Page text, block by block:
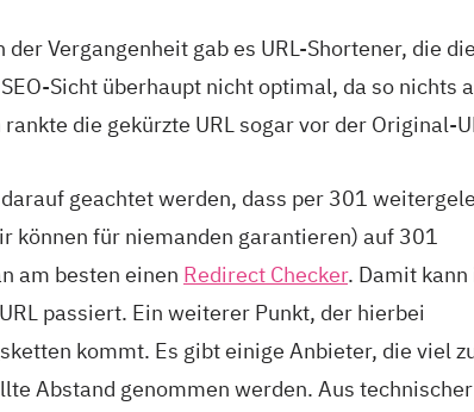
Vergangenheit gab es URL-Shortener, die die
Sicht überhaupt nicht optimal, da so nichts
die gekürzte URL sogar vor der Original-
geachtet werden, dass per 301
für niemanden garantieren) auf 301
am besten einen Redirect Checker. Damit kann
passiert. Ein weiterer Punkt, der hierbei
kommt. Es gibt einige Anbieter, die viel
Abstand genommen werden. Aus technischer